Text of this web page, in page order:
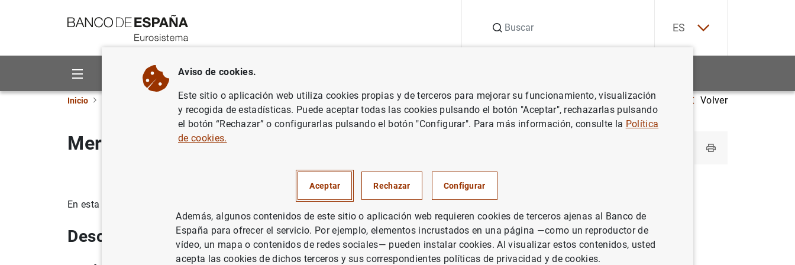
ES
Sobre el Banco Áreas de actuación
Inicio Estadísticas históricas para investigadores Mercado de trabajo Volver
Mercado de trabajo
En esta sección se presenta toda la información estadística histórica disponible sobre el mercado de trabajo.
Descarga de datos
Aviso de cookies.
Este sitio o aplicación web utiliza cookies propias y de terceros para mejorar su funcionamiento, visualización
y recogida de estadísticas. Puede aceptar todas las cookies pulsando el botón "Aceptar", rechazarlas pulsando
el botón “Rechazar” o configurarlas pulsando el botón "Configurar". Para más información, consulte la Política
de cookies.
Aceptar Rechazar Configurar
Además, algunos contenidos de este sitio o aplicación web requieren cookies de terceros ajenas al Banco de
España para ofrecer el servicio. Por ejemplo, elementos incrustados en una página —como un reproductor de
vídeo, un mapa o contenidos de redes sociales— pueden instalar cookies. Al visualizar estos contenidos, usted
acepta las cookies de dichos terceros y sus correspondientes políticas de privacidad y de cookies.